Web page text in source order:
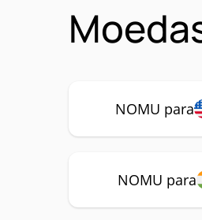
NOMU para
NOMU para